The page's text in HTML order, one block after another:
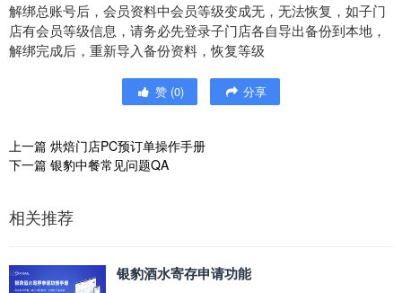
解绑总账号后，会员资料中会员等级变成无，无法恢复，如子门
店有会员等级信息，请务必先登录子门店各自导出备份到本地，
解绑完成后，重新导入备份资料，恢复等级
赞 (0) 分享
上一篇 烘焙门店PC预订单操作手册
下一篇 银豹中餐常见问题QA
相关推荐
银豹酒水寄存申请功能